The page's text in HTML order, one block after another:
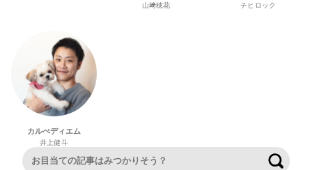
山﨑穂花 チヒロック
カルぺディエム
井上健斗